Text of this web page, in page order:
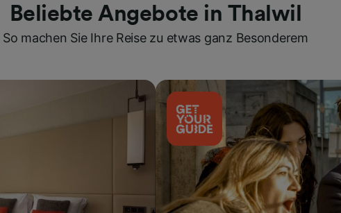
Beliebte Angebote in Thalwil
So machen Sie Ihre Reise zu etwas ganz Besonderem